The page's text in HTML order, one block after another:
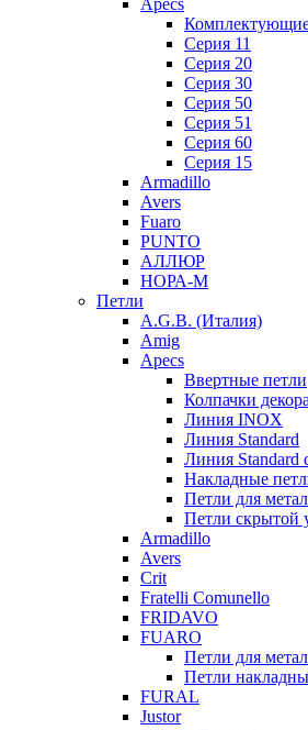
Apecs
Серия 11
Серия 20
Серия 30
Серия 50
Серия 51
Серия 60
Серия 15
Armadillo
Avers
Fuaro
PUNTO
АЛЛЮР
НОРА-М
Петли
A.G.B. (Италия)
Amig
Apecs
Ввертные петли
Колпачки
Линия INOX
Линия Standard
Линия Standard
Накладные
Петли для
Петли скрытой
Armadillo
Avers
Crit
Fratelli Comunello
FRIDAVO
FUARO
Петли для
Петли
FURAL
Justor